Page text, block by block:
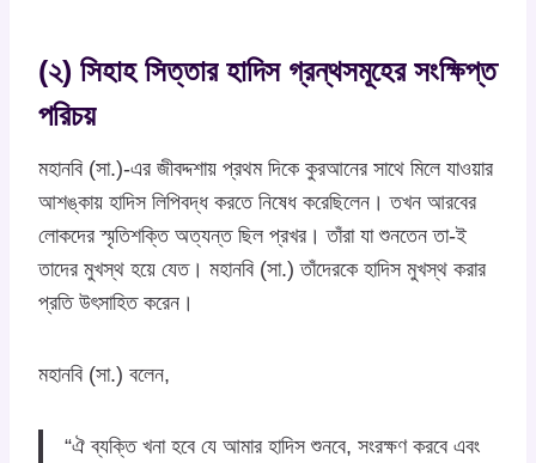
(২) সিহাহ সিত্তার হাদিস গ্রন্থসমূহের সংক্ষিপ্ত
পরিচয়
মহানবি (সা.)-এর জীবদ্দশায় প্রথম দিকে কুরআনের সাথে মিলে যাওয়ার
আশঙ্কায় হাদিস লিপিবদ্ধ করতে নিষেধ করেছিলেন। তখন আরবের
লোকদের স্মৃতিশক্তি অত্যন্ত ছিল প্রখর। তাঁরা যা শুনতেন তা-ই
তাদের মুখস্থ হয়ে যেত। মহানবি (সা.) তাঁদেরকে হাদিস মুখস্থ করার
প্রতি উৎসাহিত করেন।
মহানবি (সা.) বলেন,
“ঐ ব্যক্তি খনা হবে যে আমার হাদিস শুনবে, সংরক্ষণ করবে এবং